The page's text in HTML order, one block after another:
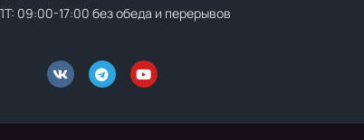
09:00-17:00 без обеда и перерывов